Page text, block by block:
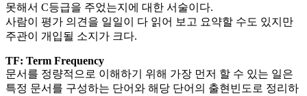
못해서 C등급을 주었는지에 대한 서술이다.
사람이 평가 의견을 일일이 다 읽어 보고 요약할 수도 있지만
주관이 개입될 소지가 크다.
TF: Term Frequency
문서를 정량적으로 이해하기 위해 가장 먼저 할 수 있는 일은
특정 문서를 구성하는 단어와 해당 단어의 출현빈도로 정리하